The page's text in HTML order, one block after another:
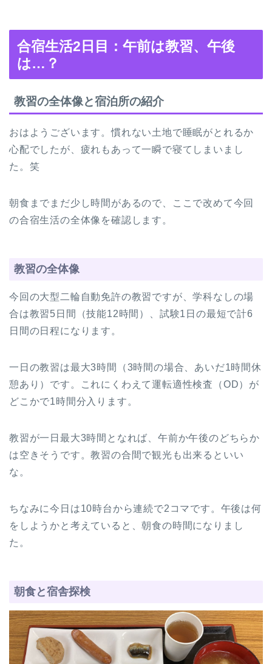
合宿生活2日目：午前は教習、午後
は…？
教習の全体像と宿泊所の紹介
おはようございます。慣れない土地で睡眠がとれるか
心配でしたが、疲れもあって一瞬で寝てしまいまし
た。笑
朝食までまだ少し時間があるので、ここで改めて今回
の合宿生活の全体像を確認します。
教習の全体像
今回の大型二輪自動免許の教習ですが、学科なしの場
合は教習5日間（技能12時間）、試験1日の最短で計6
日間の日程になります。
一日の教習は最大3時間（3時間の場合、あいだ1時間休
憩あり）です。これにくわえて運転適性検査（OD）が
どこかで1時間分入ります。
教習が一日最大3時間となれば、午前か午後のどちらか
は空きそうです。教習の合間で観光も出来るといい
な。
ちなみに今日は10時台から連続で2コマです。午後は何
をしようかと考えていると、朝食の時間になりまし
た。
朝食と宿舎探検